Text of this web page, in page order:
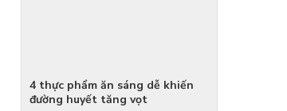
4 thực phẩm ăn sáng dễ khiến
đường huyết tăng vọt